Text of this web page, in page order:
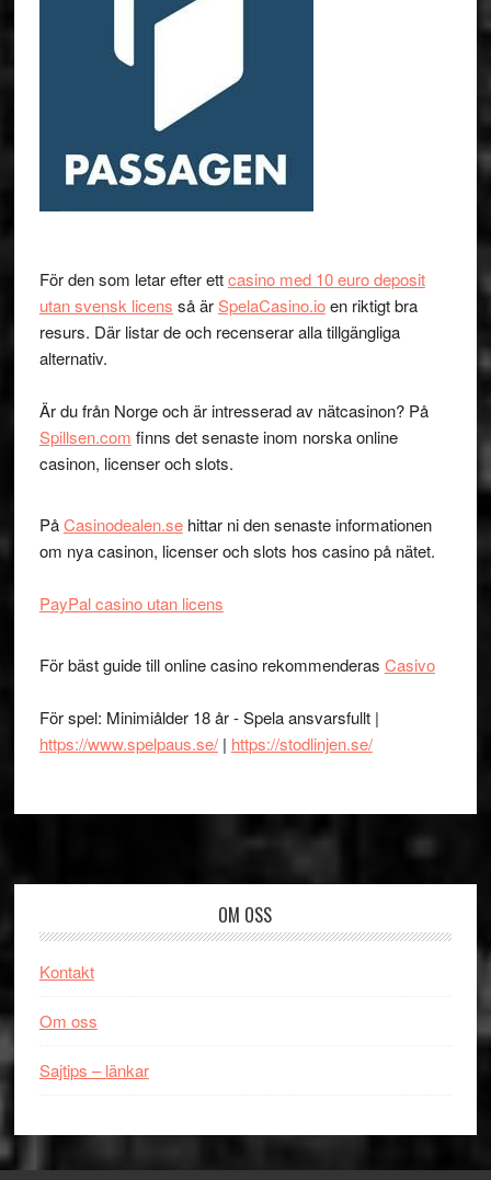
För den som letar efter ettcasino med 10 euro deposit
utan svensk licens så ärSpelaCasino.ioen riktigt bra
resurs. Där listar de och recenserar alla tillgängliga
alternativ.
Är du från Norge och är intresserad av nätcasinon? På
Spillsen.com finns det senaste inom norska online
casinon, licenser och slots.
PåCasinodealen.sehittar ni den senaste informationen
om nya casinon, licenser och slots hos casino på nätet.
PayPal casino utan licens
För bäst guide till online casino rekommenderas Casivo
För spel: Minimiålder 18 år - Spela ansvarsfullt |
https://www.spelpaus.se/| https://stodlinjen.se/
OM OSS
Kontakt
Om oss
Sajtips – länkar